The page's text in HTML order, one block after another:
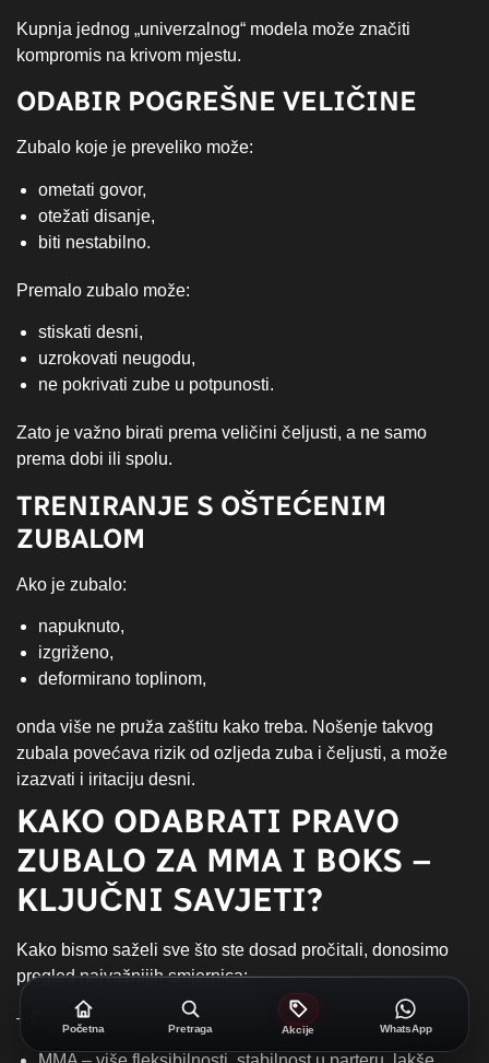
Kupnja jednog „univerzalnog“ modela može značiti
kompromis na krivom mjestu.
ODABIR POGREŠNE VELIČINE
Zubalo koje je preveliko može:
ometati govor,
otežati disanje,
biti nestabilno.
Premalo zubalo može:
stiskati desni,
uzrokovati neugodu,
ne pokrivati zube u potpunosti.
Zato je važno birati prema veličini čeljusti, a ne samo
prema dobi ili spolu.
TRENIRANJE S OŠTEĆENIM
ZUBALOM
Ako je zubalo:
napuknuto,
izgriženo,
deformirano toplinom,
onda više ne pruža zaštitu kako treba. Nošenje takvog
zubala povećava rizik od ozljeda zuba i čeljusti, a može
izazvati i iritaciju desni.
KAKO ODABRATI PRAVO
ZUBALO ZA MMA I BOKS –
KLJUČNI SAVJETI?
Kako bismo saželi sve što ste dosad pročitali, donosimo
pregled najvažnijih smjernica:
– Odaberite zubalo prema sportu:
Početna Pretraga Akcije WhatsApp